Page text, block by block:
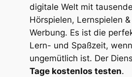
digitale Welt mit
Hörspielen, Lernspielen
Werbung. Es ist die
Lern- und Spaßzeit,
ungemütlich ist. Der
Tage kostenlos testen.